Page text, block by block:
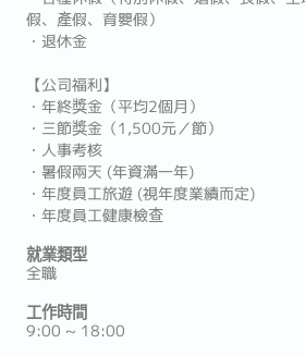
假、產假、育嬰假）
・退休金
【公司福利】
・年終獎金（平均2個月）
・三節獎金（1,500元／節）
・人事考核
・暑假兩天 (年資滿一年)
・年度員工旅遊 (視年度業績而定)
・年度員工健康檢查
就業類型
全職
工作時間
9:00 ~ 18:00